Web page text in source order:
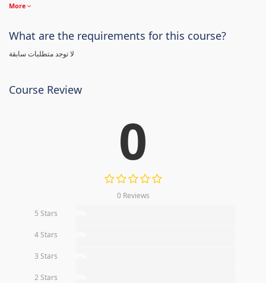
More
What are the requirements for this course?
لا توجد متطلبات سابقة
Course Review
0
0 Reviews
5 Stars
4 Stars
3 Stars
2 Stars